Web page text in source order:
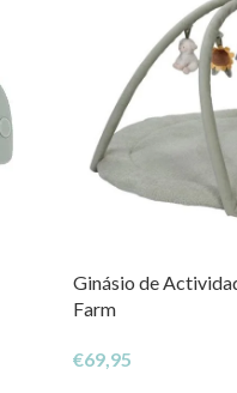
Ginásio de
Farm
€69,95